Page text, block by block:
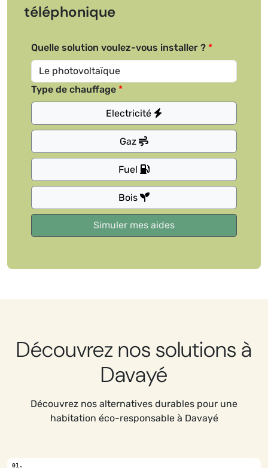
téléphonique
Quelle solution voulez-vous installer ?
Type de chauffage
Electricité
Gaz
Fuel
Bois
Découvrez nos solutions à
Davayé
Découvrez nos alternatives durables pour une
habitation éco-responsable à Davayé